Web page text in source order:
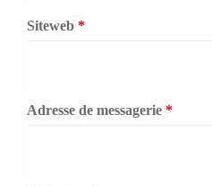
Siteweb *
Adresse de messagerie *